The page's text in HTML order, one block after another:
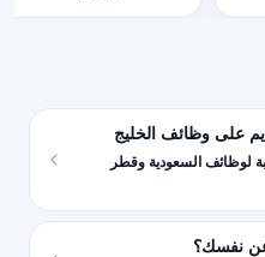
لوظائف السعودية وقطر
نفسك؟